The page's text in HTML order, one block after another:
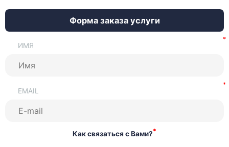
Форма заказа услуги
ИМЯ
EMAIL
Как связаться с Вами?*